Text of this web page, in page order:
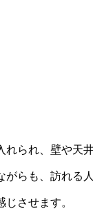
れられ、壁や天
らも、訪れる
させます。